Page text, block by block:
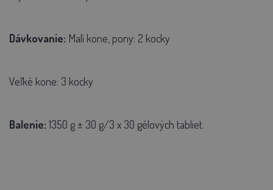
Dávkovanie: Malí kone, pony: 2 kocky
Veľké kone: 3 kocky
Balenie: 1350 g ± 30 g/3 x 30 gélových tabliet.